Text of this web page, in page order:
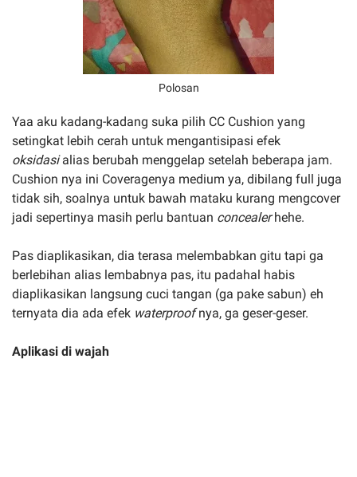
Polosan
Yaa aku kadang-kadang suka pilih CC Cushion yang
setingkat lebih cerah untuk mengantisipasi efek
oksidasialias berubah menggelap setelah beberapa jam.
Cushion nya ini Coveragenya medium ya, dibilang full juga
tidak sih, soalnya untuk bawah mataku kurang mengcover
jadi sepertinya masih perlu bantuan concealerhehe.
Pas diaplikasikan, dia terasa melembabkan gitu tapi ga
berlebihan alias lembabnya pas, itu padahal habis
diaplikasikan langsung cuci tangan (ga pake sabun) eh
ternyata dia ada efek waterproofnya, ga geser-geser.
Aplikasi di wajah